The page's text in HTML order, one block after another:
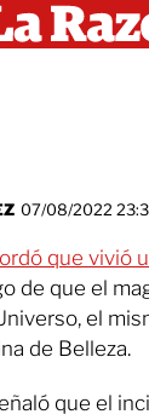
07/08/2022
que vivió
de que el
el
de Belleza.
que el